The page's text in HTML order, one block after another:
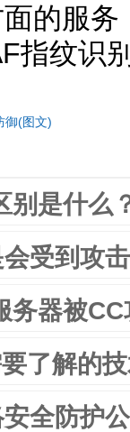
的服
指纹识
御(图文)
别是什么
受到攻
务器被
了解的
全防护